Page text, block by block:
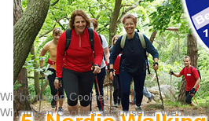
Wir benutzen Cookies
Wir nutzen Cookies auf unserer Website.